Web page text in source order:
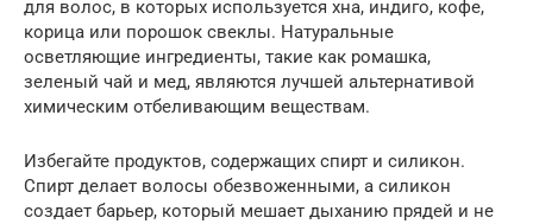
для волос, в которых используется хна, индиго, кофе,
корица или порошок свеклы. Натуральные
осветляющие ингредиенты, такие как ромашка,
зеленый чай и мед, являются лучшей альтернативой
химическим отбеливающим веществам.
Избегайте продуктов, содержащих спирт и силикон.
Спирт делает волосы обезвоженными, а силикон
создает барьер, который мешает дыханию прядей и не